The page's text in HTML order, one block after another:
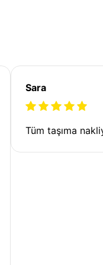
Sara
Tüm taşıma